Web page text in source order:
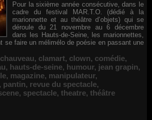
Pour la sixième année consécutive, dans le
cadre du festival MAR.T.O. (dédié à la
marionnette et au théâtre d’objets) qui se
déroule du 21 novembre au 6 décembre
dans les Hauts-de-Seine, les marionnettes,
se faire un mélimélo de poésie en passant une
chauveau, clamart, clown, comédie,
, hauts-de-seine, humour, jean grapin,
, magazine, manipulateur,
, pantin, revue du spectacle,
, spectacle, theatre, théâtre